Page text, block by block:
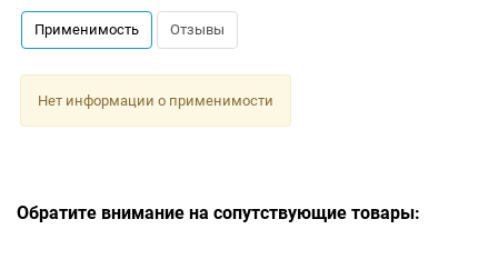
Применимость Отзывы
Нет информации о применимости
Обратите внимание на сопутствующие товары: